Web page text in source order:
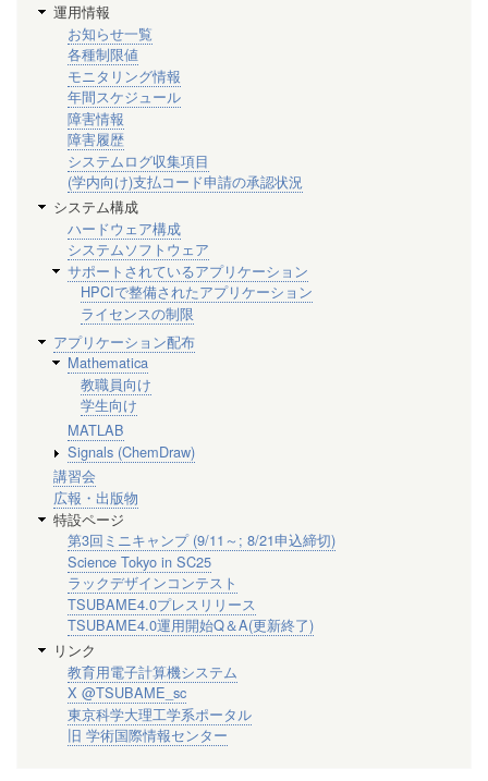
運用情報
お知らせ一覧
各種制限値
モニタリング情報
年間スケジュール
障害情報
障害履歴
システムログ収集項目
(学内向け)支払コード申請の承認状況
システム構成
ハードウェア構成
システムソフトウェア
サポートされているアプリケーション
HPCIで整備されたアプリケーション
ライセンスの制限
アプリケーション配布
Mathematica
教職員向け
学生向け
MATLAB
Signals (ChemDraw)
講習会
広報・出版物
特設ページ
第3回ミニキャンプ (9/11～; 8/21申込締切)
Science Tokyo in SC25
ラックデザインコンテスト
TSUBAME4.0プレスリリース
TSUBAME4.0運用開始Q＆A(更新終了)
リンク
教育用電子計算機システム
X @TSUBAME_sc
東京科学大理工学系ポータル
旧 学術国際情報センター